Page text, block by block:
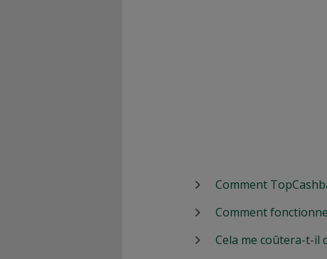
Comment
Comment
Cela me coûtera-t-il